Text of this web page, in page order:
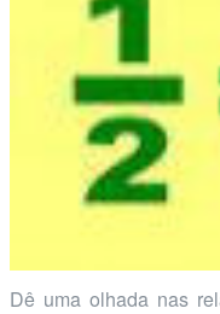
Dê uma olhada nas